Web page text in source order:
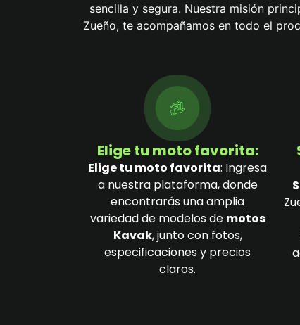
sencilla y segura. Nuestra misión
Zueño, te acompañamos en todo el
Elige tu moto favorita:
Elige tu moto favorita: Ingresa
a nuestra plataforma, donde
encontrarás una amplia
variedad de modelos de motos
Kavak, junto con fotos,
especificaciones y precios
claros.